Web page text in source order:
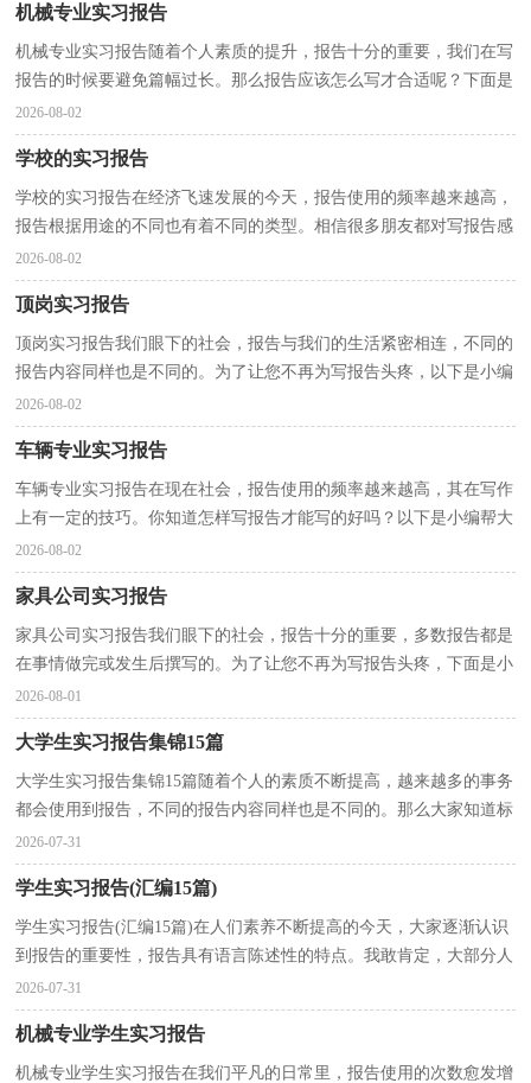
机械专业实习报告
机械专业实习报告随着个人素质的提升，报告十分的重要，我们在写
报告的时候要避免篇幅过长。那么报告应该怎么写才合适呢？下面是
小编为大家收集的机械专业实习报告，欢迎阅读与收藏...
2026-08-02
学校的实习报告
学校的实习报告在经济飞速发展的今天，报告使用的频率越来越高，
报告根据用途的不同也有着不同的类型。相信很多朋友都对写报告感
到非常苦恼吧，下面是小编为大家收集的学校的实习...
2026-08-02
顶岗实习报告
顶岗实习报告我们眼下的社会，报告与我们的生活紧密相连，不同的
报告内容同样也是不同的。为了让您不再为写报告头疼，以下是小编
精心整理的顶岗实习报告，欢迎阅读与收藏。顶岗实习...
2026-08-02
车辆专业实习报告
车辆专业实习报告在现在社会，报告使用的频率越来越高，其在写作
上有一定的技巧。你知道怎样写报告才能写的好吗？以下是小编帮大
家整理的车辆专业实习报告，欢迎阅读与收藏。车辆专...
2026-08-02
家具公司实习报告
家具公司实习报告我们眼下的社会，报告十分的重要，多数报告都是
在事情做完或发生后撰写的。为了让您不再为写报告头疼，下面是小
编为大家整理的家具公司实习报告，仅供参考，大家一起...
2026-08-01
大学生实习报告集锦15篇
大学生实习报告集锦15篇随着个人的素质不断提高，越来越多的事务
都会使用到报告，不同的报告内容同样也是不同的。那么大家知道标
准正式的报告格式吗？以下是小编整理的大学生实习...
2026-07-31
学生实习报告(汇编15篇)
学生实习报告(汇编15篇)在人们素养不断提高的今天，大家逐渐认识
到报告的重要性，报告具有语言陈述性的特点。我敢肯定，大部分人
都对写报告很是头疼的，以下是小编整理的学生实习报...
2026-07-31
机械专业学生实习报告
机械专业学生实习报告在我们平凡的日常里，报告使用的次数愈发增